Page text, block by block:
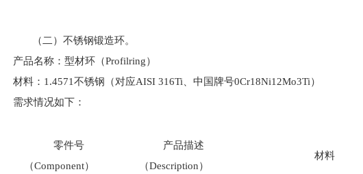
（二）不锈钢锻造环。
产品名称：型材环（Profilring）
材料：1.4571不锈钢（对应AISI 316Ti、中国牌号0Cr18Ni12Mo3Ti）
需求情况如下：
零件号
（Component）
产品描述
（Description）
材料